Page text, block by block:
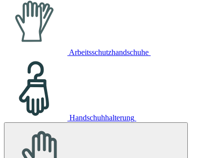
Arbeitsschutzhandschuhe
Handschuhhalterung